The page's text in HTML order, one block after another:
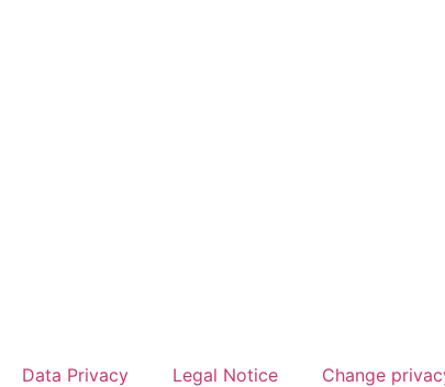
Data Privacy Legal Notice Change